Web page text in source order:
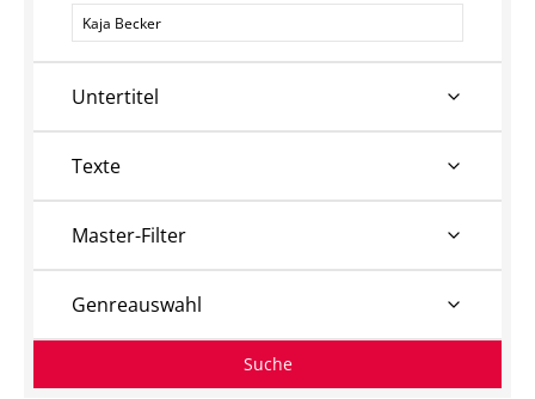
Personen
Untertitel
Texte
Master-Filter
Genreauswahl
Suche